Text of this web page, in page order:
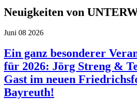
Neuigkeiten von
Juni 08 2026
Ein ganz besonderer
für 2026: Jörg Streng &
Gast im neuen
Bayreuth!